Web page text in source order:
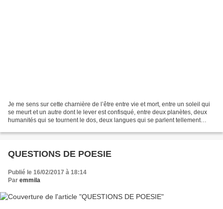
Je me sens sur cette charnière de l’être entre vie et mort, entre un soleil qui
se meurt et un autre dont le lever est confisqué, entre deux planètes, deux
humanités qui se tournent le dos, deux langues qui se parlent tellement
QUESTIONS DE POESIE
Publié le 16/02/2017 à 18:14
Par emmila